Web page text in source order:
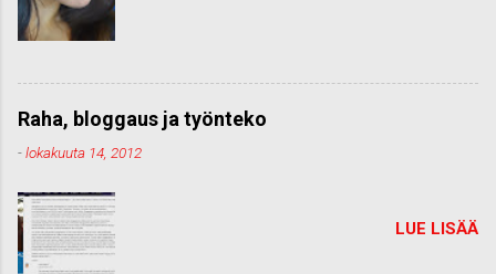
Raha, bloggaus ja työnteko
-lokakuuta 14, 2012
LUE LISÄÄ